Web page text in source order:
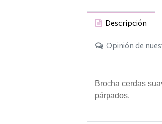
Descripción
Opinión de
Brocha cerdas
párpados.